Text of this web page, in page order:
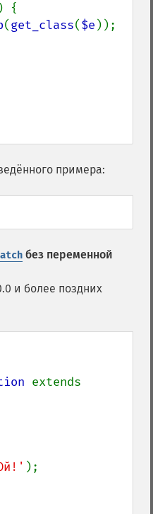
) {
(get_class($e ));
примера:
без переменной
и более поздних
);